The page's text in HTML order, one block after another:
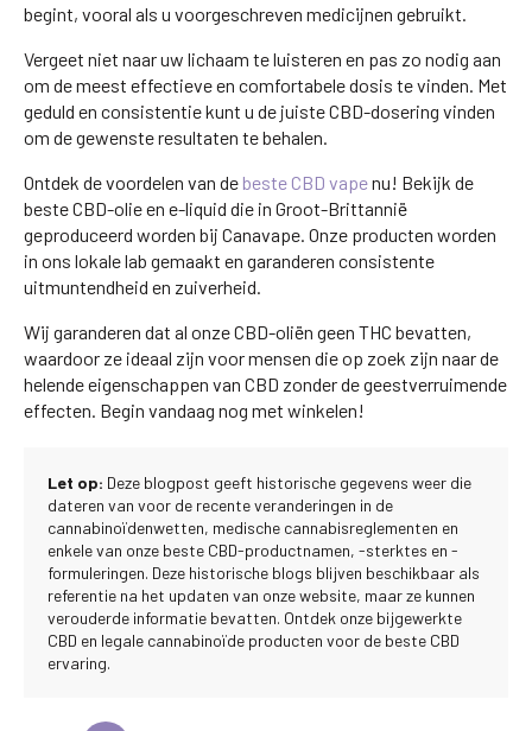
begint, vooral als u voorgeschreven medicijnen gebruikt.
Vergeet niet naar uw lichaam te luisteren en pas zo nodig aan
om de meest effectieve en comfortabele dosis te vinden. Met
geduld en consistentie kunt u de juiste CBD-dosering vinden
om de gewenste resultaten te behalen.
Ontdek de voordelen van de beste CBD vapenu! Bekijk de
beste CBD-olie en e-liquid die in Groot-Brittannië
geproduceerd worden bij Canavape. Onze producten worden
in ons lokale lab gemaakt en garanderen consistente
uitmuntendheid en zuiverheid.
Wij garanderen dat al onze CBD-oliën geen THC bevatten,
waardoor ze ideaal zijn voor mensen die op zoek zijn naar de
helende eigenschappen van CBD zonder de geestverruimende
effecten. Begin vandaag nog met winkelen!
Let op: Deze blogpost geeft historische gegevens weer die
dateren van voor de recente veranderingen in de
cannabinoïdenwetten, medische cannabisreglementen en
enkele van onze beste CBD-productnamen, -sterktes en -
formuleringen. Deze historische blogs blijven beschikbaar als
referentie na het updaten van onze website, maar ze kunnen
verouderde informatie bevatten. Ontdek onze bijgewerkte
CBD en legale cannabinoïde producten voor de beste CBD
ervaring.